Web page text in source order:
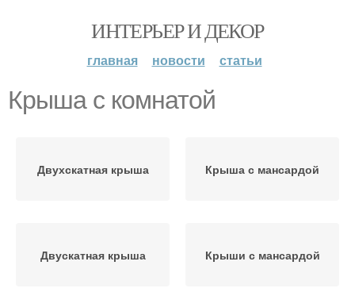
ИНТЕРЬЕР И ДЕКОР
главная новости статьи
Крыша с комнатой
Двухскатная крыша Крыша с мансардой
Двускатная крыша Крыши с мансардой